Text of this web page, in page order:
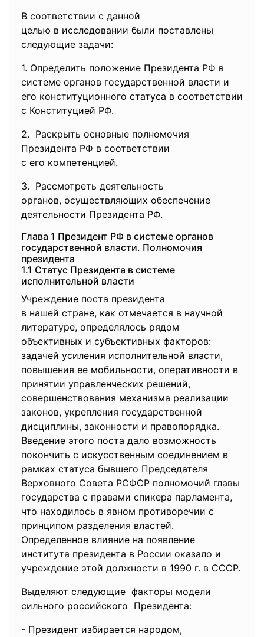
В соответствии с данной
целью в исследовании были поставлены
следующие задачи:
1. Определить положение Президента РФ в
системе органов государственной власти и
его конституционного статуса в соответствии
с Конституцией РФ.
2. Раскрыть основные полномочия
Президента РФ в соответствии
с его компетенцией.
3. Рассмотреть деятельность
органов, осуществляющих обеспечение
деятельности Президента РФ.
Глава 1 Президент РФ в системе органов
государственной власти. Полномочия
президента
1.1 Статус Президента в системе
исполнительной власти
Учреждение поста президента
в нашей стране, как отмечается в научной
литературе, определялось рядом
объективных и субъективных факторов:
задачей усиления исполнительной власти,
повышения ее мобильности, оперативности в
принятии управленческих решений,
совершенствования механизма реализации
законов, укрепления государственной
дисциплины, законности и правопорядка.
Введение этого поста дало возможность
покончить с искусственным соединением в
рамках статуса бывшего Председателя
Верховного Совета РСФСР полномочий главы
государства с правами спикера парламента,
что находилось в явном противоречии с
принципом разделения властей.
Определенное влияние на появление
института президента в России оказало и
учреждение этой должности в 1990 г. в СССР.
Выделяют следующие факторы модели
сильного российского Президента:
- Президент избирается народом,